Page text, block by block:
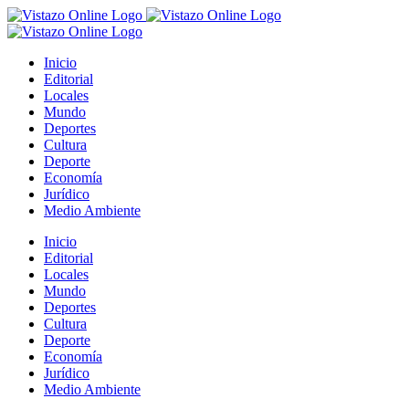
Saltar
al
Inicio
Editorial
Locales
Mundo
Deportes
Cultura
Deporte
Economía
Jurídico
Medio Ambiente
Inicio
Editorial
Locales
Mundo
Deportes
Cultura
Deporte
Economía
Jurídico
Medio Ambiente